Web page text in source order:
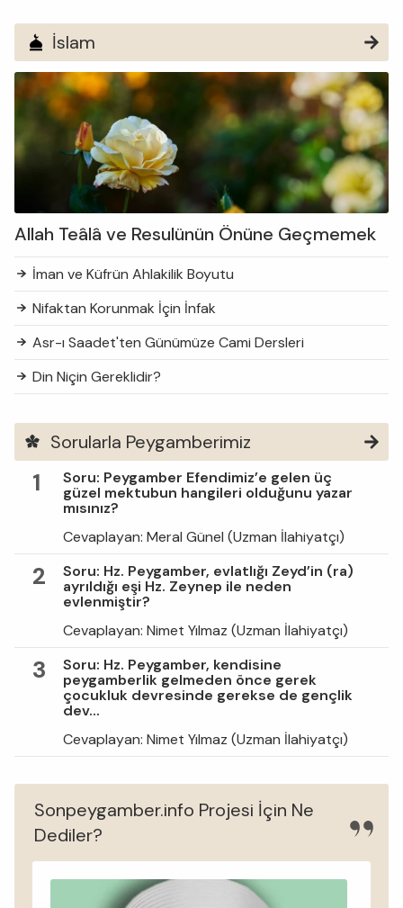
İslam
Allah Teâlâ ve Resulünün Önüne Geçmemek
İman ve Küfrün Ahlakilik Boyutu
Nifaktan Korunmak İçin İnfak
Asr-ı Saadet'ten Günümüze Cami Dersleri
Din Niçin Gereklidir?
Sorularla Peygamberimiz
1
Soru: Peygamber Efendimiz’e gelen üç
güzel mektubun hangileri olduğunu yazar
mısınız?
Cevaplayan: Meral Günel (Uzman İlahiyatçı)
2
Soru: Hz. Peygamber, evlatlığı Zeyd’in (ra)
ayrıldığı eşi Hz. Zeynep ile neden
evlenmiştir?
Cevaplayan: Nimet Yılmaz (Uzman İlahiyatçı)
3
Soru: Hz. Peygamber, kendisine
peygamberlik gelmeden önce gerek
çocukluk devresinde gerekse de gençlik
dev...
Cevaplayan: Nimet Yılmaz (Uzman İlahiyatçı)
Sonpeygamber.info Projesi İçin Ne
Dediler?